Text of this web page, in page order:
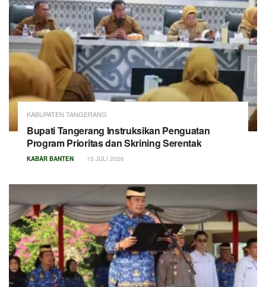
KABUPATEN TANGERANG
Bupati Tangerang Instruksikan Penguatan
Program Prioritas dan Skrining Serentak
KABAR BANTEN 15 JULI 2026